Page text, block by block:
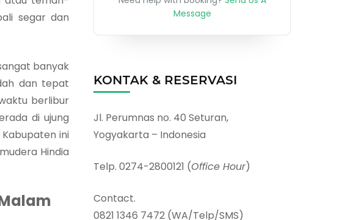
segar dan
banyak
dan tepat
berlibur
di ujung
ini
Hindia
Message
KONTAK & RESERVASI
Jl. Perumnas no. 40 Seturan,
Yogyakarta – Indonesia
Telp. 0274-2800121 (Office Hour)
Contact.
0821 1346 7472 (WA/Telp/SMS)